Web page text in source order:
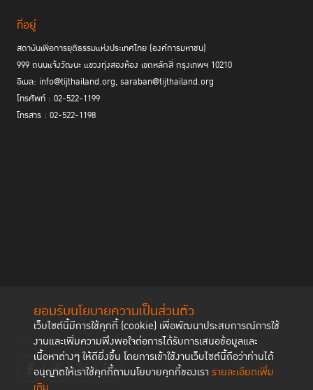
ยอมรับนโยบายความเป็นส่วนตัว
เว็บไซต์นี้มีการใช้คุกกี้ (cookie) เพื่อพัฒนาประสบการณ์การใช้
งานและเพิ่มความพึงพอใจต่อการได้รับการเสนอข้อมูลและ
เนื้อหาต่างๆ ให้ดียิ่งขึ้น โดยการเข้าใช้งานเว็บไซต์นี้ถือว่าท่านได้
อนุญาตให้เราใช้คุกกี้ตามนโยบายคุกกี้ของเรา รายละเอียดเพิ่ม
ที่อยู่
สถาบันเพื่อการยุติธรรมแห่งประเทศไทย (องค์การมหาชน)
999 ถนนแจ้งวัฒนะ แขวงทุ่งสองห้อง เขตหลักสี่ กรุงเทพฯ 10210
อีเมล: info@tijthailand.org, saraban@tijthailand.org
โทรศัพท์ : 02-522-1199
โทรสาร : 02-522-1198
ติดตามช่องทาง social